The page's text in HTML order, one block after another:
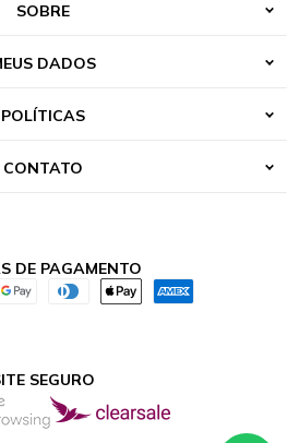
SOBRE
DADOS
POLÍTICAS
CONTATO
DE PAGAMENTO
SEGURO